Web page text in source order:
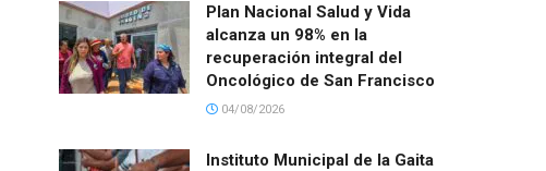
Plan Nacional Salud y Vida
alcanza un 98% en la
recuperación integral del
Oncológico de San Francisco
04/08/2026
Instituto Municipal de la Gaita